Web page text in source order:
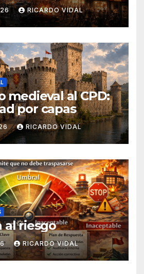
RICARDO VIDAL
medieval al CPD:
por capas
RICARDO VIDAL
al riesgo
RICARDO VIDAL